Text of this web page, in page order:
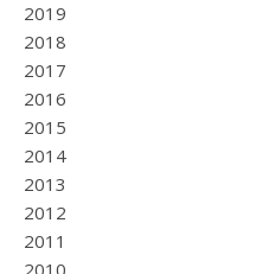
2019
2018
2017
2016
2015
2014
2013
2012
2011
2010